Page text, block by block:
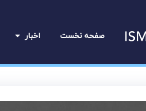
صفحه نخست اخبار